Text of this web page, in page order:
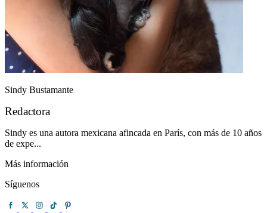
Sindy Bustamante
Redactora
Sindy es una autora mexicana afincada en París, con más de 10 años
de expe...
Más información
Síguenos